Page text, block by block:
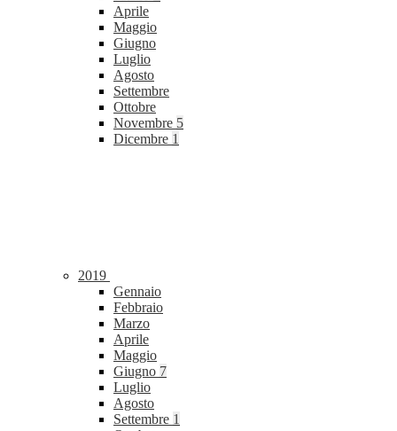
Aprile
Maggio
Giugno
Luglio
Agosto
Settembre
Ottobre
Novembre 5
Dicembre 1
2019
Gennaio
Febbraio
Marzo
Aprile
Maggio
Giugno 7
Luglio
Agosto
Settembre 1